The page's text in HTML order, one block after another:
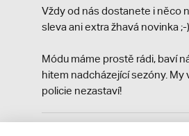
Vždy od nás dostanete i něco
sleva ani extra žhavá novinka ;-).
Módu máme prostě rádi, baví
hitem nadcházející sezóny. My
policie nezastaví!